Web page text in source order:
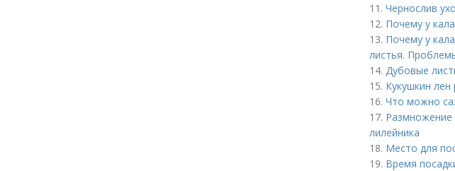
11. Чернослив
12. Почему у
13. Почему у
листья.
14. Дубовые
15. Кукушкин
16. Что можно
17. Размножение
лилейника
18. Место для
19. Время